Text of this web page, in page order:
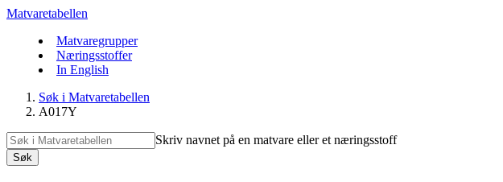
Matvaretabellen
Matvaregrupper
Næringsstoffer
In English
Søk i Matvaretabellen
A017Y
Skriv navnet på en matvare eller et næringsstoff
Søk